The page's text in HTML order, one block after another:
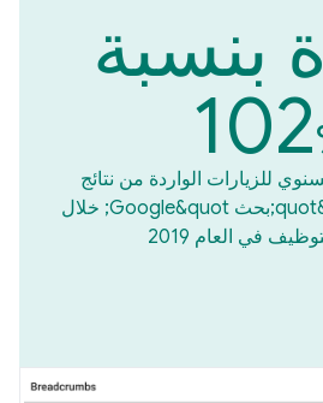
بنسبة
102
للزيارات الواردة من نتائج
البحث المجانية من &quot;بحث Google&quot; خلال
في العام 2019